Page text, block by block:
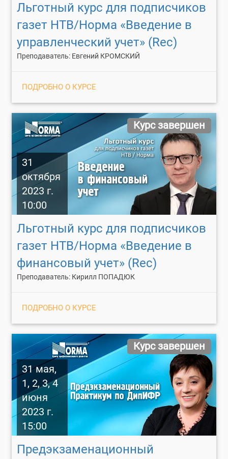
Льготный курс для подписчиков
газет НТВ/Норма «Введение в
управленческий учет» (Rec)
Преподаватель: Евгений КРОМСКИЙ
ПОДРОБНО О КУРСЕ
31
октября
2023 г.
10:00
Курс завершен
Льготный курс для подписчиков
газет НТВ/Норма «Введение в
финансовый учет» (Rec)
Преподаватель: Кирилл ПОПАДЮК
ПОДРОБНО О КУРСЕ
31 мая,
1, 2, 3, 4
июня
2023 г.
15:00
Курс завершен
Предэкзаменационный